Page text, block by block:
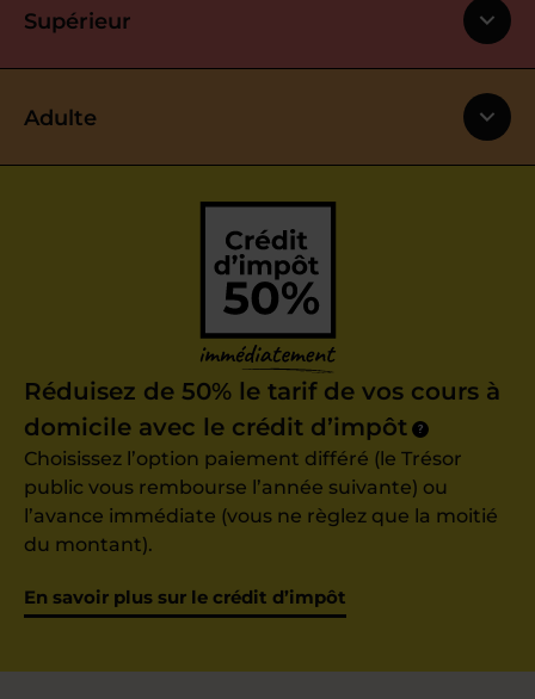
Supérieur
Adulte
Réduisez de 50% le tarif de vos cours à
domicile avec le crédit d’impôt
?
Choisissez l’option paiement différé (le Trésor
public vous rembourse l’année suivante) ou
l’avance immédiate (vous ne règlez que la moitié
du montant).
En savoir plus sur le crédit d’impôt